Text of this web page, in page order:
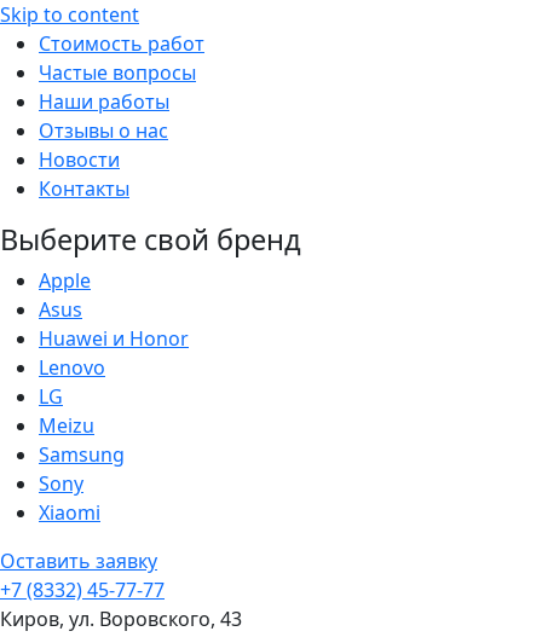
Skip to content
Стоимость работ
Частые вопросы
Наши работы
Отзывы о нас
Новости
Контакты
Выберите свой бренд
Apple
Asus
Huawei и Honor
Lenovo
LG
Meizu
Samsung
Sony
Xiaomi
Оставить заявку
+7 (8332) 45-77-77
Киров, ул. Воровского, 43